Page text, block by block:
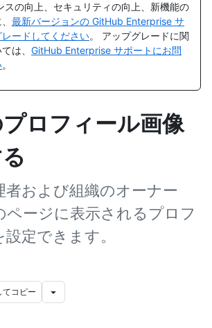
スの向上、セキュリティの向上、新機能の
最新バージョンの GitHub Enterprise サ
ードしてください。 アップグレードに関
は、 GitHub Enterprise サポートにお問
。
ロフィール画像
者および組織のオーナー
ページに表示されるプロフ
定できます。
コピー